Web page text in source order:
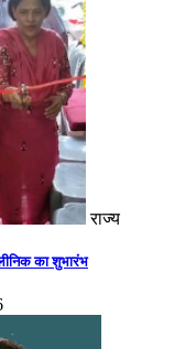
राज्य
का शुभारंभ